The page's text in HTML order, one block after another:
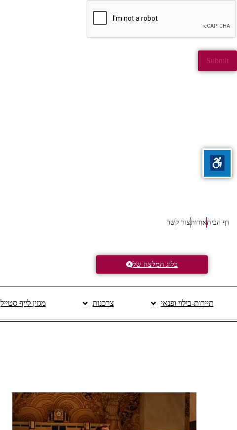
דף הביתאודותצור קשר
בלוג המלצה של
תיירות-בילוי ופנאי צרכנות מגזין לייף סטייל